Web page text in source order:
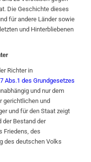
Die Geschichte dieses
für andere Länder sowie
und Hinterbliebenen
Richter in
Abs.1 des Grundgesetzes
und nur dem
gerichtlichen und
und für den Staat zeigt
Bestand der
Friedens, des
des deutschen Volks